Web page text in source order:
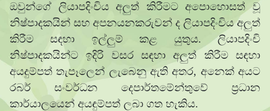
ඔවුන්ගේ ලියාපදිංචිය අලුත් කිරීමට අපොහොසත් වූ
නිෂ්පාදකයින් සහ අපනයනකරුවන් ද ලියාපදිංචිය අලුත්
කිරීම සඳහා ඉල්ලුම් කළ යුතුය. ලියාපදිංචි
නිෂ්පාදකයින්ට ඉදිරි වසර සඳහා අලුත් කිරීම සඳහා
අයදුම්පත් තැපෑලෙන් ලැබෙනු ඇති අතර, අනෙක් අයට
රබර් සංවර්ධන දෙපාර්තමේන්තුවේ ප්‍රධාන
කාර්යාලයෙන් අයඳුම්පත් ලබා ගත හැකිය.